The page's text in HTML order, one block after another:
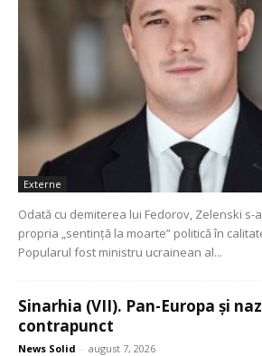
Externe
Odată cu demiterea lui Fedorov, Zelenski s-
propria „sentință la moarte” politică în
Popularul fost ministru ucrainean al...
Sinarhia (VII). Pan-Europa și
contrapunct
News Solid - august 7, 2026